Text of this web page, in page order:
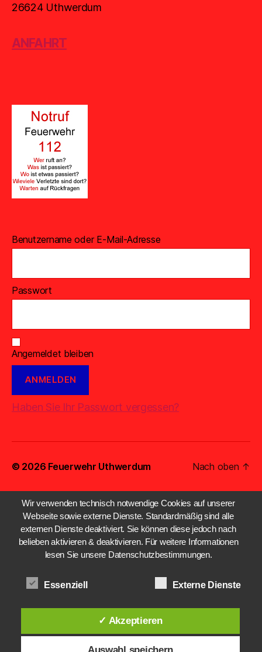
26624 Uthwerdum
ANFAHRT
Benutzername oder E-Mail-Adresse
Passwort
Angemeldet bleiben
Haben Sie Ihr Passwort vergessen?
© 2026 Feuerwehr Uthwerdum Nach oben ↑
Wir verwenden technisch notwendige Cookies auf unserer
Webseite sowie externe Dienste. Standardmäßig sind alle
externen Dienste deaktiviert. Sie können diese jedoch nach
belieben aktivieren & deaktivieren. Für weitere Informationen
lesen Sie unsere Datenschutzbestimmungen.
Essenziell Externe Dienste
✓ Akzeptieren
Auswahl speichern